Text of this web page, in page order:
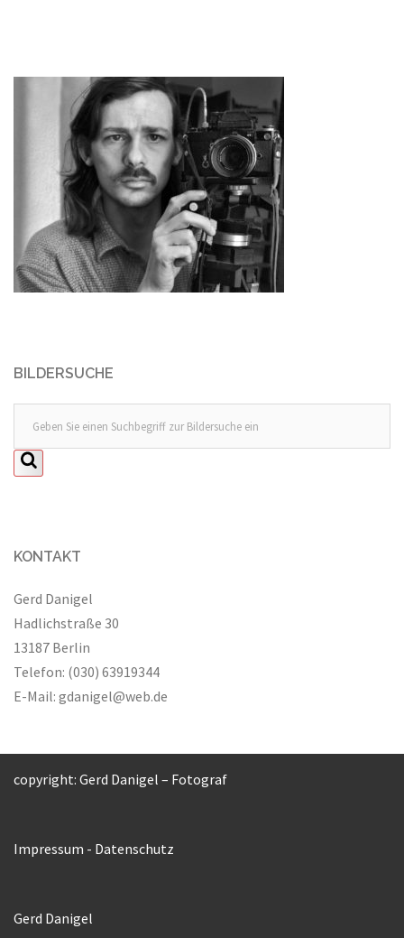
BILDERSUCHE
KONTAKT
Gerd Danigel
Hadlichstraße 30
13187 Berlin
Telefon: (030) 63919344
E-Mail: gdanigel@web.de
copyright: Gerd Danigel – Fotograf
Impressum - Datenschutz
Gerd Danigel